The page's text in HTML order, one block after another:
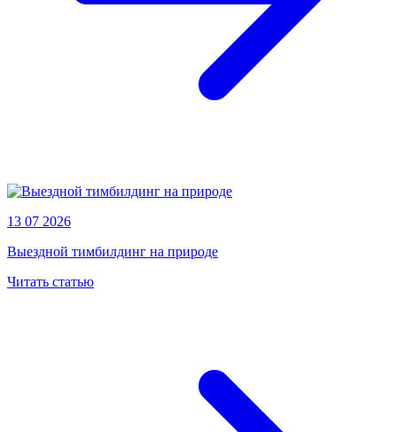
13 07 2026
Выездной тимбилдинг на природе
Читать статью